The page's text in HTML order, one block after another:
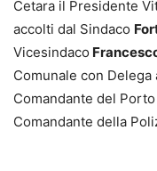
Cetara il Presidente
accolti dal Sindaco
Vicesindaco
Comunale con Delega
Comandante del
Comandante della